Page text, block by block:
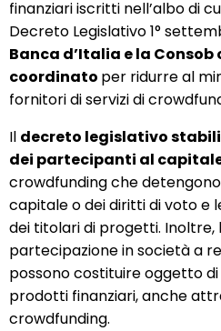
finanziari iscritti nell’albo di
Decreto Legislativo 1°
Banca d’Italia e la
coordinato per ridurre al
fornitori di servizi di
Il decreto legislativo
dei partecipanti al
crowdfunding che
capitale o dei diritti di voto e
dei titolari di progetti. Inoltre,
partecipazione in società a
possono costituire oggetto
prodotti finanziari, anche
crowdfunding.